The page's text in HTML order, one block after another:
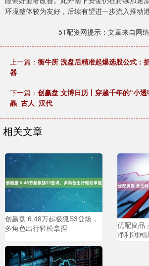
环境整体较为友好，后续有望进一步流入推动
51配资网提示：文章来自网
上一篇： 衡牛所 洗盘后精准起爆选股公式：
器
下一篇： 创赢盘 文博日历丨穿越千年的“小
晶_古人_汉代
相关文章
创赢盘 6.48万起极狐S3登场，
多角色出行轻松拿捏
优配良品
净利润同